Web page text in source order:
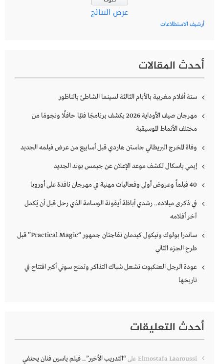
عرض النتائج
أرشيف الاستطلاعات
أحدث المقالات
ستة أفلام مغربية بالأيام الثالثة لسينما الشاطئ بالناظور
مهرجان صيف الأوداية 2026 يكشف برنامجًا فنيًا حافلًا ونجومًا من
مختلف الأنماط الموسيقية
وفاة المخرج البريطاني جاستن هاردي قبل أسابيع من عرض فيلمه الجديد
إيمي باسكال تكشف موعد الإعلان عن جيمس بوند الجديد
40 فيلماً وعروض أولى وفعاليات مهنية في مهرجان نافذة على أوروبا
في ذكرى ميلاده.. رشدي أباظة أيقونة الوسامة الذي رحل قبل أن يُكمل
آخر أفلامه
ساندرا بولوك ونيكول كيدمان تفاجئان جمهور “Practical Magic” قبل
طرح الجزء الثاني
عودة الرجل العنكبوت تشعل شباك التذاكر وتمنح سوني أكبر افتتاح في
تاريخها
أحدث التعليقات
Elmostafa Laaroussi على“التدريب الأخير”.. فيلم ياسين فنان يحتفي